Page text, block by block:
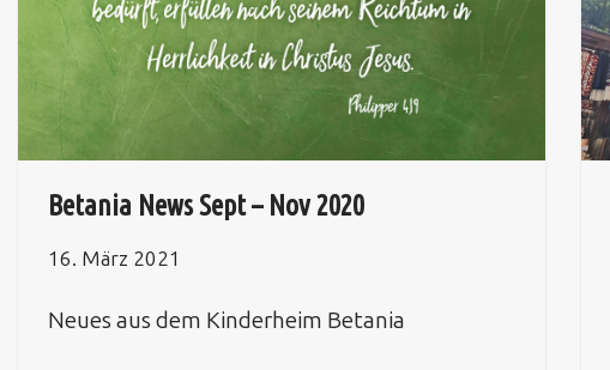
Betania News Sept – Nov 2020
16. März 2021
Neues aus dem Kinderheim Betania